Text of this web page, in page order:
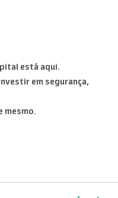
está aqui.
em segurança,
mesmo.